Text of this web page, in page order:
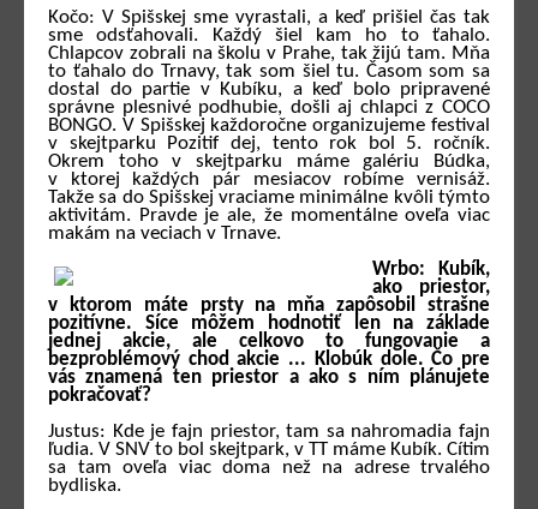
Kočo: V Spišskej sme vyrastali, a keď prišiel čas tak
sme odsťahovali. Každý šiel kam ho to ťahalo.
Chlapcov zobrali na školu v Prahe, tak žijú tam. Mňa
to ťahalo do Trnavy, tak som šiel tu. Časom som sa
dostal do partie v Kubíku, a keď bolo pripravené
správne plesnivé podhubie, došli aj chlapci z COCO
BONGO. V Spišskej každoročne organizujeme festival
v skejtparku Pozitif dej, tento rok bol 5. ročník.
Okrem toho v skejtparku máme galériu Búdka,
v ktorej každých pár mesiacov robíme vernisáž.
Takže sa do Spišskej vraciame minimálne kvôli týmto
aktivitám. Pravde je ale, že momentálne oveľa viac
makám na veciach v Trnave.
Wrbo: Kubík,
ako priestor,
v ktorom máte prsty na mňa zapôsobil strašne
pozitívne. Síce môžem hodnotiť len na základe
jednej akcie, ale celkovo to fungovanie a
bezproblémový chod akcie ... Klobúk dole. Čo pre
vás znamená ten priestor a ako s ním plánujete
pokračovať?
Justus: Kde je fajn priestor, tam sa nahromadia fajn
ľudia. V SNV to bol skejtpark, v TT máme Kubík. Cítim
sa tam oveľa viac doma než na adrese trvalého
bydliska.